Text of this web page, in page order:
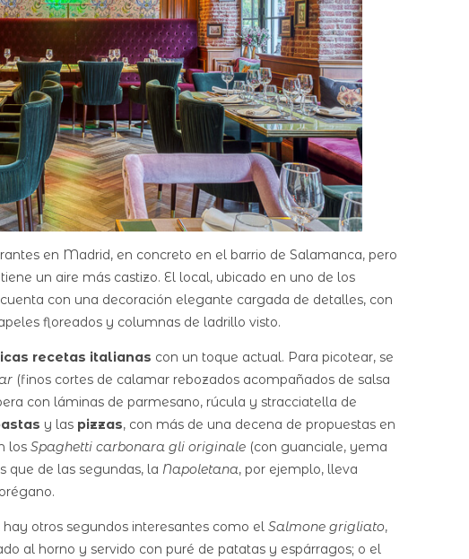
en Madrid, en concreto en el barrio de Salamanca, pero
un aire más castizo. El local, ubicado en uno de los
cuenta con una decoración elegante cargada de detalles, con
floreados y columnas de ladrillo visto.
recetas italianas con un toque actual. Para picotear, se
(finos cortes de calamar rebozados acompañados de salsa
con láminas de parmesano, rúcula y stracciatella de
y las pizzas, con más de una decena de propuestas en
los Spaghetti carbonara gli originale (con guanciale, yema
que de las segundas, la Napoletana, por ejemplo, lleva
otros segundos interesantes como el Salmone grigliato,
al horno y servido con puré de patatas y espárragos; o el